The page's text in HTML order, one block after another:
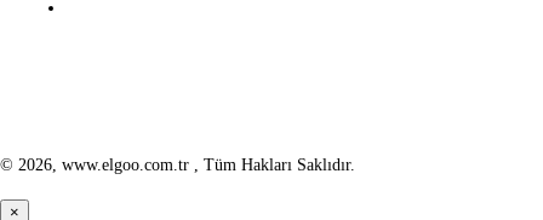
© 2026, www.elgoo.com.tr , Tüm Hakları Saklıdır.
×